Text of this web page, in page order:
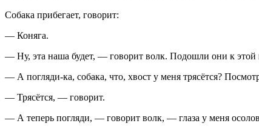
Собака прибегает, говорит:
— Коняга.
— Ну, эта наша будет, — говорит волк. Подошли они к этой
— А погляди-ка, собака, что, хвост у меня трясётся?
— Трясётся, — говорит.
— А теперь погляди, — говорит волк, — глаза у меня